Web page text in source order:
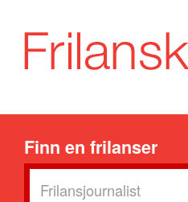
Finn en frilanser